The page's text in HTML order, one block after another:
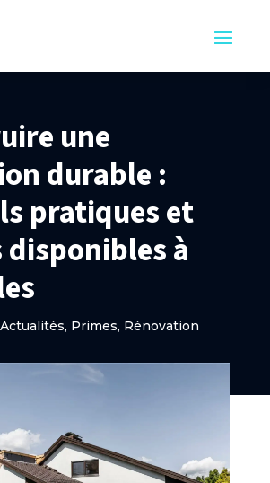
une
durable :
pratiques et
à
Actualités, Primes, Rénovation